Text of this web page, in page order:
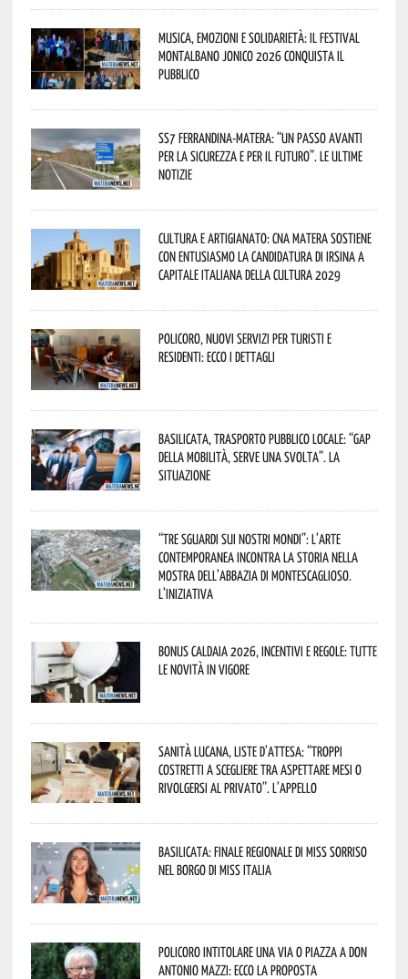
Musica, emozioni e solidarietà: il Festival
Montalbano Jonico 2026 conquista il
pubblico
SS7 Ferrandina-Matera: “Un passo avanti
per la sicurezza e per il futuro”. Le ultime
notizie
Cultura e Artigianato: CNA Matera sostiene
con entusiasmo la candidatura di Irsina a
Capitale Italiana della Cultura 2029
Policoro, nuovi servizi per turisti e
residenti: ecco i dettagli
Basilicata, trasporto pubblico locale: “Gap
della mobilità, serve una svolta”. La
situazione
“Tre Sguardi sui Nostri Mondi”: l’arte
contemporanea incontra la storia nella
mostra dell’Abbazia di Montescaglioso.
L’iniziativa
Bonus caldaia 2026, incentivi e regole: tutte
le novità in vigore
Sanità lucana, liste d’attesa: “Troppi
costretti a scegliere tra aspettare mesi o
rivolgersi al privato”. L’appello
Basilicata: finale regionale di Miss Sorriso
nel borgo di Miss Italia
Policoro intitolare una via o piazza a don
Antonio Mazzi: ecco la proposta